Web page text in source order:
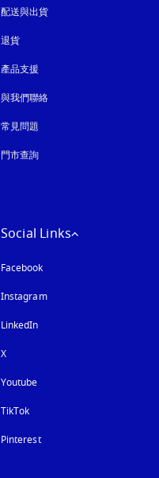
配送與出貨
退貨
產品支援
與我們聯絡
常見問題
門市查詢
Social Links
Facebook
Instagram以新標籤頁開啟
LinkedIn
X
Youtube
TikTok
Pinterest